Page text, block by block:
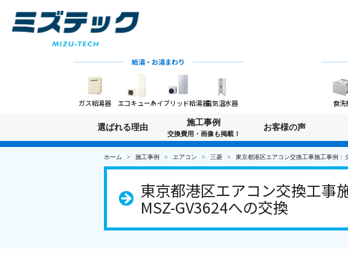
給湯・お湯まわり
ガス給湯器 エコキュートハイブリッド給湯器電気温水器 食洗
選ばれる理由
施工事例
交換費用・画像も掲載！
お客様の声
ホーム 施工事例 エアコン 三菱 東京都港区エアコン交換工事施工事例：
東京都港区エアコン交換工事
MSZ-GV3624への交換